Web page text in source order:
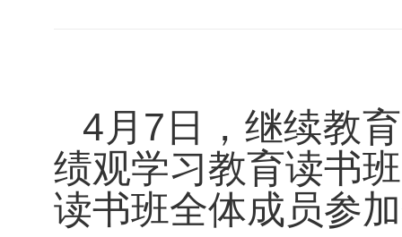
4月7日，继续教
绩观学习教育读书
读书班全体成员参